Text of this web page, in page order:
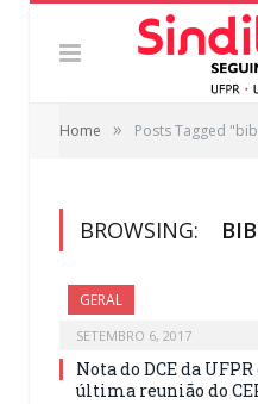
Home » Posts Tagged
BROWSING:
GERAL
SETEMBRO 6, 2017
Nota do DCE da
última reunião do